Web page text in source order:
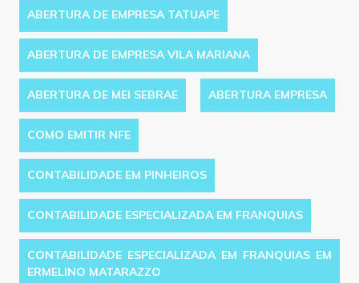
ABERTURA DE EMPRESA TATUAPE
ABERTURA DE EMPRESA VILA MARIANA
ABERTURA DE MEI SEBRAE ABERTURA EMPRESA
COMO EMITIR NFE
CONTABILIDADE EM PINHEIROS
CONTABILIDADE ESPECIALIZADA EM FRANQUIAS
CONTABILIDADE ESPECIALIZADA EM FRANQUIAS EM
ERMELINO MATARAZZO